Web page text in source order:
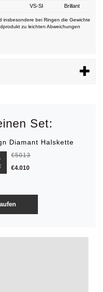
VS-SI Brillant
insbesondere bei Ringen die Gewichte
zu leichten Abweichungen
Set:
Diamant Halskette
€5013
€4.010